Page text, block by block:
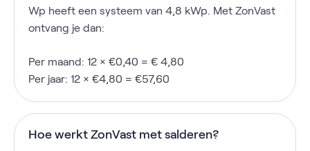
Wp heeft een systeem van 4,8 kWp. Met ZonVast
ontvang je dan:
Per maand: 12 × €0,40 = € 4,80
Per jaar: 12 × €4,80 = €57,60
Hoe werkt ZonVast met salderen?